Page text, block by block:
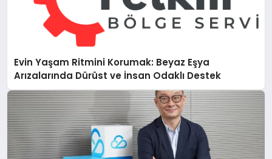
Evin Yaşam Ritmini Korumak: Beyaz Eşya
Arızalarında Dürüst ve İnsan Odaklı Destek